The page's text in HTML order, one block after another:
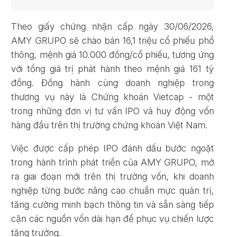
Theo giấy chứng nhận cấp ngày 30/06/2026,
AMY GRUPO sẽ chào bán 16,1 triệu cổ phiếu phổ
thông, mệnh giá 10.000 đồng/cổ phiếu, tương ứng
với tổng giá trị phát hành theo mệnh giá 161 tỷ
đồng. Đồng hành cùng doanh nghiệp trong
thương vụ này là Chứng khoán Vietcap - một
trong những đơn vị tư vấn IPO và huy động vốn
hàng đầu trên thị trường chứng khoán Việt Nam.
Việc được cấp phép IPO đánh dấu bước ngoặt
trong hành trình phát triển của AMY GRUPO, mở
ra giai đoạn mới trên thị trường vốn, khi doanh
nghiệp từng bước nâng cao chuẩn mực quản trị,
tăng cường minh bạch thông tin và sẵn sàng tiếp
cận các nguồn vốn dài hạn để phục vụ chiến lược
tăng trưởng.